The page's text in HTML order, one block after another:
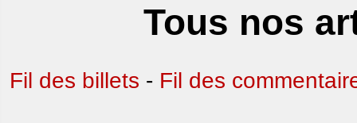
Tous nos
Fil des billets - Fil des